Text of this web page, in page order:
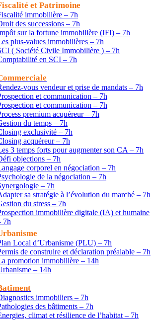
et Patrimoine
immobilière – 7h
des successions – 7h
sur la fortune immobilière (IFI) – 7h
plus-values immobilières – 7h
( Société Civile Immobilière ) – 7h
en SCI – 7h
vous vendeur et prise de mandats – 7h
et communication – 7h
et communication – 7h
premium acquéreur – 7h
du temps – 7h
exclusivité – 7h
acquéreur – 7h
3 temps forts pour augmenter son CA – 7h
objections – 7h
corporel en négociation – 7h
de la négociation – 7h
– 7h
sa stratégie à l’évolution du marché – 7h
du stress – 7h
immobilière digitale (IA) et humaine
7h
Local d’Urbanisme (PLU) – 7h
de construire et déclaration préalable – 7h
promotion immobilière – 14h
– 14h
immobiliers – 7h
des bâtiments – 7h
climat et résilience de l’habitat – 7h